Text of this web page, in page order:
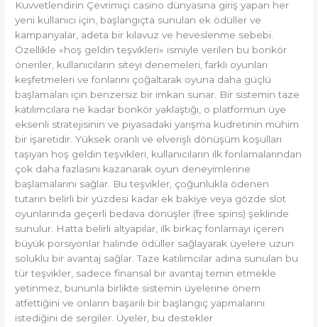
Kuvvetlendirin Çevrimiçi casino dünyasına giriş yapan her
yeni kullanıcı için, başlangıçta sunulan ek ödüller ve
kampanyalar, adeta bir kılavuz ve heveslenme sebebi.
Özellikle «hoş geldin teşvikleri» ismiyle verilen bu bonkör
öneriler, kullanıcıların siteyi denemeleri, farklı oyunları
keşfetmeleri ve fonlarını çoğaltarak oyuna daha güçlü
başlamaları için benzersiz bir imkan sunar. Bir sistemin taze
katılımcılara ne kadar bonkör yaklaştığı, o platformun üye
eksenli stratejisinin ve piyasadaki yarışma kudretinin mühim
bir işaretidir. Yüksek oranlı ve elverişli dönüşüm koşulları
taşıyan hoş geldin teşvikleri, kullanıcıların ilk fonlamalarından
çok daha fazlasını kazanarak oyun deneyimlerine
başlamalarını sağlar. Bu teşvikler, çoğunlukla ödenen
tutarın belirli bir yüzdesi kadar ek bakiye veya gözde slot
oyunlarında geçerli bedava dönüşler (free spins) şeklinde
sunulur. Hatta belirli altyapılar, ilk birkaç fonlamayı içeren
büyük porsiyonlar halinde ödüller sağlayarak üyelere uzun
soluklu bir avantaj sağlar. Taze katılımcılar adına sunulan bu
tür teşvikler, sadece finansal bir avantaj temin etmekle
yetinmez, bununla birlikte sistemin üyelerine önem
atfettiğini ve onların başarılı bir başlangıç yapmalarını
istediğini de sergiler. Üyeler, bu destekler